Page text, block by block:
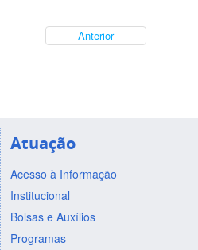
Anterior
Atuação
Acesso à Informação
Institucional
Bolsas e Auxílios
Programas